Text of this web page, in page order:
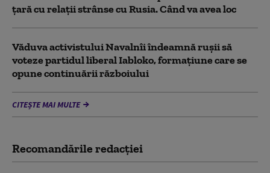
țară cu relații strânse cu Rusia. Când va avea loc
Văduva activistului Navalnîi îndeamnă ruşii să
voteze partidul liberal Iabloko, formațiune care se
opune continuării războiului
CITEȘTE MAI MULTE
Recomandările redacţiei